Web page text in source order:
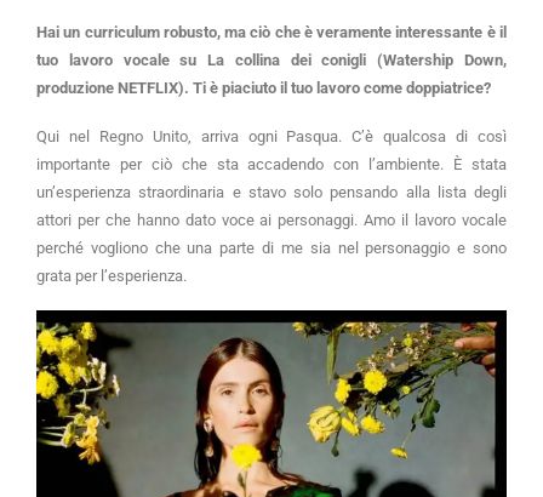
Hai un curriculum robusto, ma ciò che è veramente interessante è il
tuo lavoro vocale su La collina dei conigli (Watership Down,
produzione NETFLIX). Ti è piaciuto il tuo lavoro come doppiatrice?
Qui nel Regno Unito, arriva ogni Pasqua. C’è qualcosa di così
importante per ciò che sta accadendo con l’ambiente. È stata
un’esperienza straordinaria e stavo solo pensando alla lista degli
attori per che hanno dato voce ai personaggi. Amo il lavoro vocale
perché vogliono che una parte di me sia nel personaggio e sono
grata per l’esperienza.